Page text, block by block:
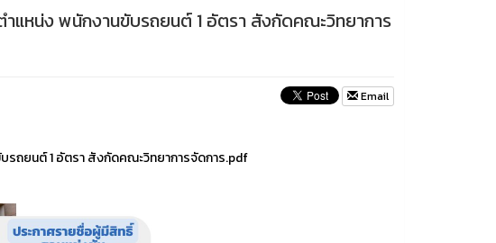
แหน่ง พนักงานขับรถยนต์ 1 อัตรา สังกัดคณะวิทยาการ
Email
ถยนต์ 1 อัตรา สังกัดคณะวิทยาการจัดการ.pdf